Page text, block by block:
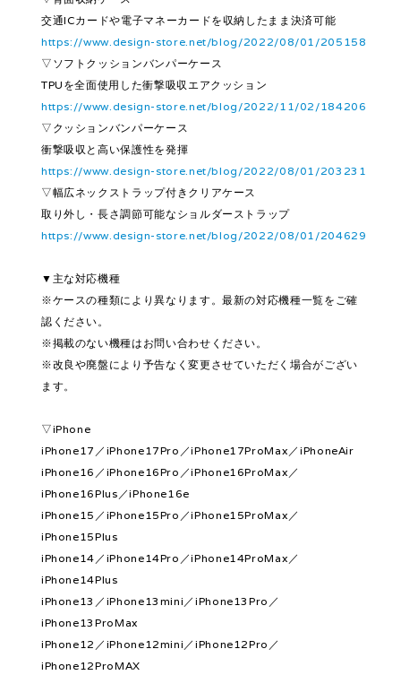
交通ICカードや電子マネーカードを収納したまま決済可能
https://www.design-store.net/blog/2022/08/01/205158
▽ソフトクッションバンパーケース
TPUを全面使用した衝撃吸収エアクッション
https://www.design-store.net/blog/2022/11/02/184206
▽クッションバンパーケース
衝撃吸収と高い保護性を発揮
https://www.design-store.net/blog/2022/08/01/203231
▽幅広ネックストラップ付きクリアケース
取り外し・長さ調節可能なショルダーストラップ
https://www.design-store.net/blog/2022/08/01/204629
▼主な対応機種
※ケースの種類により異なります。最新の対応機種一覧をご確
認ください。
※掲載のない機種はお問い合わせください。
※改良や廃盤により予告なく変更させていただく場合がござい
ます。
▽iPhone
iPhone17／iPhone17Pro／iPhone17ProMax／iPhoneAir
iPhone16／iPhone16Pro／iPhone16ProMax／
iPhone16Plus／iPhone16e
iPhone15／iPhone15Pro／iPhone15ProMax／
iPhone15Plus
iPhone14／iPhone14Pro／iPhone14ProMax／
iPhone14Plus
iPhone13／iPhone13mini／iPhone13Pro／
iPhone13ProMax
iPhone12／iPhone12mini／iPhone12Pro／
iPhone12ProMAX